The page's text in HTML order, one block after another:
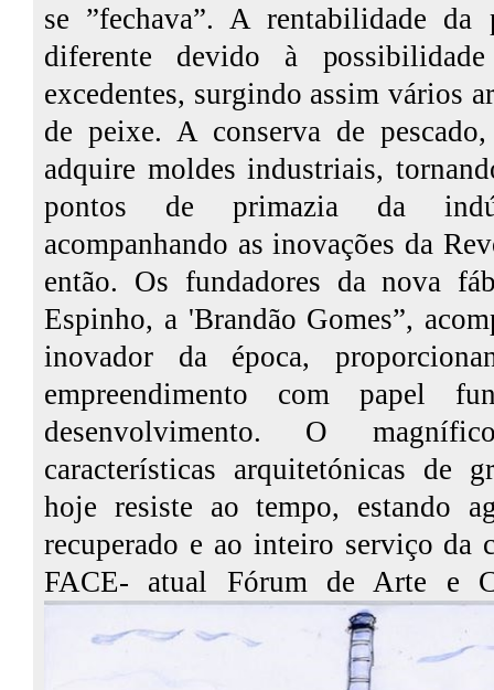
se ”fechava”. A rentabilidade da
diferente devido à
excedentes, surgindo assim vários
de peixe. A conserva de
adquire moldes industriais,
pontos de primazia da
acompanhando as inovações da
então. Os fundadores da nova
Espinho, a 'Brandão Gomes”,
inovador da época,
empreendimento com papel
desenvolvimento. O
características arquitetónicas de
hoje resiste ao tempo, estando
recuperado e ao inteiro serviço da
FACE- atual Fórum de Arte e